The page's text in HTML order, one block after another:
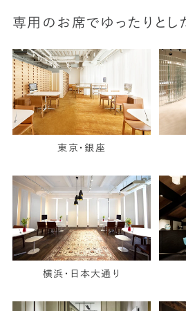
専用のお席でゆったりとし
東京・銀座
横浜・日本大通り